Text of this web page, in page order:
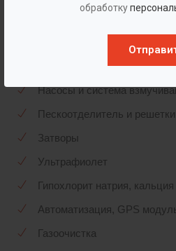
обработку
Лестница (материал ПП,
Насосы и система
Пескоотделитель и решетки
Затворы
Ультрафиолет
Гипохлорит натрия, кальция
Автоматизация, GPS
Газоочистка